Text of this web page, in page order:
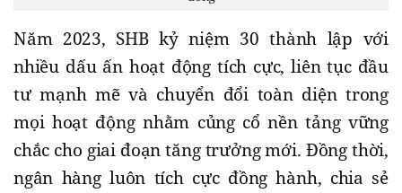
Năm 2023, SHB kỷ niệm 30 thành lập với
nhiều dấu ấn hoạt động tích cực, liên tục đầu
tư mạnh mẽ và chuyển đổi toàn diện trong
mọi hoạt động nhằm củng cổ nền tảng vững
chắc cho giai đoạn tăng trưởng mới. Đồng thời,
ngân hàng luôn tích cực đồng hành, chia sẻ